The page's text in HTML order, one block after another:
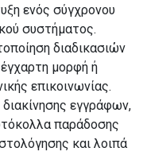
ενός σύγχρονου
συστήματος.
διαδικασιών
μορφή ή
επικοινωνίας.
εγγράφων,
παράδοσης
και λοιπά